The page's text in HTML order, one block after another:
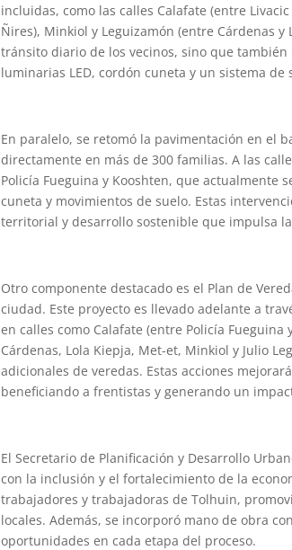
incluidas, como las calles Calafate (entre
Ñires), Minkiol y Leguizamón (entre Cárdenas
tránsito diario de los vecinos, sino que
luminarias LED, cordón cuneta y un sistema
En paralelo, se retomó la pavimentación en el
directamente en más de 300 familias. A las
Policía Fueguina y Kooshten, que actualmente
cuneta y movimientos de suelo. Estas
territorial y desarrollo sostenible que impulsa
Otro componente destacado es el Plan de
ciudad. Este proyecto es llevado adelante a
en calles como Calafate (entre Policía
Cárdenas, Lola Kiepja, Met-et, Minkiol y Julio
adicionales de veredas. Estas acciones
beneficiando a frentistas y generando un
El Secretario de Planificación y Desarrollo
con la inclusión y el fortalecimiento de la
trabajadores y trabajadoras de Tolhuin,
locales. Además, se incorporó mano de obra
oportunidades en cada etapa del proceso.